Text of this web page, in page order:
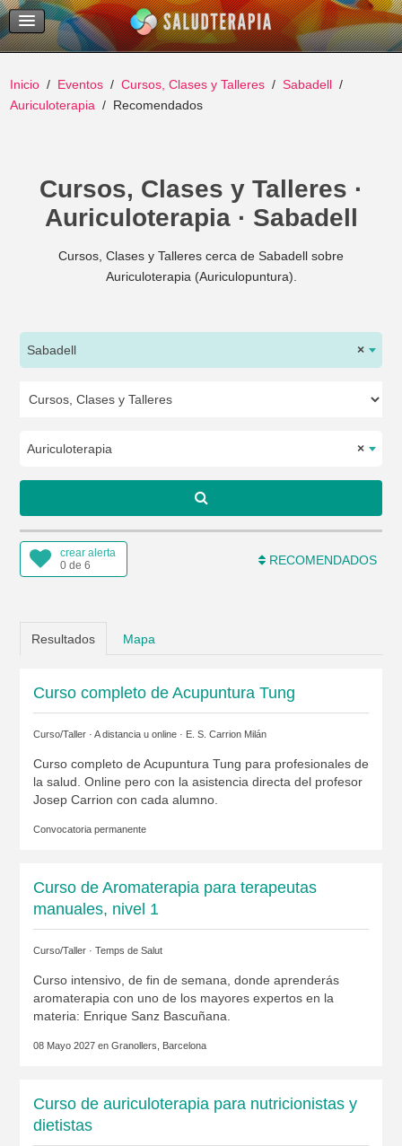
Temas Recientes
Buscar
Inicio Eventos Cursos, Clases y Talleres
Sabadell
Auriculoterapia
Recomendados
Cursos, Clases y Talleres ·
Auriculoterapia · Sabadell
Cursos, Clases y Talleres cerca de Sabadell sobre
Auriculoterapia (Auriculopuntura).
×
Sabadell
×
Auriculoterapia
crear alerta
0 de 6
RECOMENDADOS
Resultados Mapa
Curso completo de Acupuntura Tung
Curso/Taller · A distancia u online · E. S. Carrion Milán
Curso completo de Acupuntura Tung para profesionales de
la salud. Online pero con la asistencia directa del profesor
Josep Carrion con cada alumno.
Convocatoria permanente
Curso de Aromaterapia para terapeutas
manuales, nivel 1
Curso/Taller · Temps de Salut
Curso intensivo, de fin de semana, donde aprenderás
aromaterapia con uno de los mayores expertos en la
materia: Enrique Sanz Bascuñana.
08 Mayo 2027 en Granollers, Barcelona
Curso de auriculoterapia para nutricionistas y
dietistas